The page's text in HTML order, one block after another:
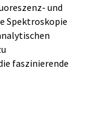
und
Spektroskopie
faszinierende